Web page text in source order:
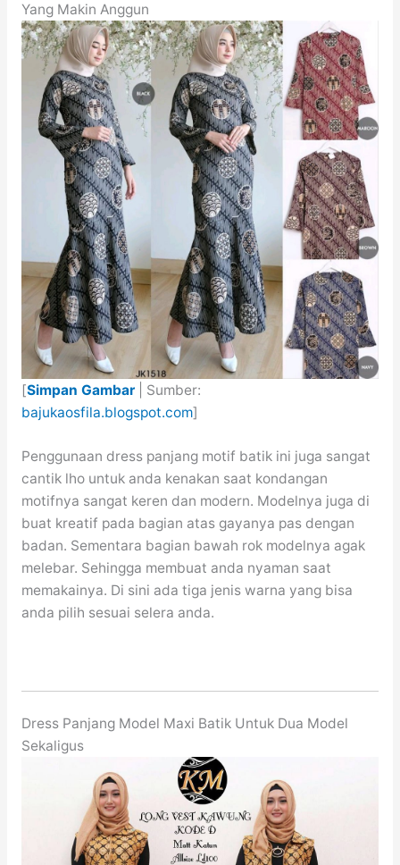
Yang Makin Anggun
[Simpan Gambar| Sumber:
bajukaosfila.blogspot.com]
Penggunaan dress panjang motif batik ini juga sangat
cantik lho untuk anda kenakan saat kondangan
motifnya sangat keren dan modern. Modelnya juga di
buat kreatif pada bagian atas gayanya pas dengan
badan. Sementara bagian bawah rok modelnya agak
melebar. Sehingga membuat anda nyaman saat
memakainya. Di sini ada tiga jenis warna yang bisa
anda pilih sesuai selera anda.
Dress Panjang Model Maxi Batik Untuk Dua Model
Sekaligus